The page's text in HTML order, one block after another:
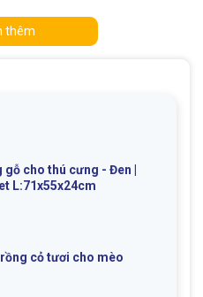
thêm
gỗ cho thú cưng - Đen |
L:71x55x24cm
cỏ tươi cho mèo